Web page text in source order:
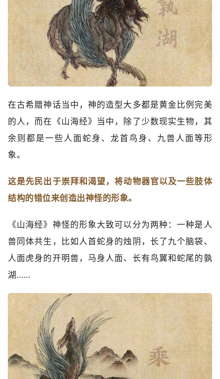
在古希腊神话当中，神的造型大多都是黄金比例完美
的人，而在《山海经》当中，除了少数现实生物，其
余则都是一些人面蛇身、龙首鸟身、九兽人面等形
象。
这是先民出于崇拜和渴望，将动物器官以及一些肢体
结构的错位来创造出神怪的形象。
《山海经》神怪的形象大致可以分为两种：一种是人
兽同体共生，比如人首蛇身的烛阴，长了九个脑袋、
人面虎身的开明兽，马身人面、长有鸟翼和蛇尾的孰
湖……